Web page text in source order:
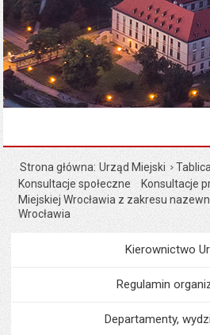
Strona główna Urząd Miejski
Konsultacje społeczne
Konsultacje
Miejskiej Wrocławia z zakresu
Wrocławia
Kierownictwo
Regulamin
Departamenty,